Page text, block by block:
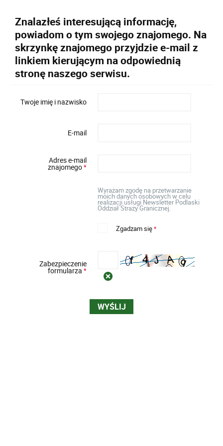
Znalazłeś interesującą informację,
powiadom o tym swojego znajomego. Na
skrzynkę znajomego przyjdzie e-mail z
linkiem kierującym na odpowiednią
stronę naszego serwisu.
Twoje imię i nazwisko
E-mail
Adres e-mail
znajomego*
Wyrażam zgodę na przetwarzanie
moich danych osobowych w celu
realizacji usługi Newsletter Podlaski
Oddział Straży Granicznej.
Zgadzam się*
Zabezpieczenie
formularza*